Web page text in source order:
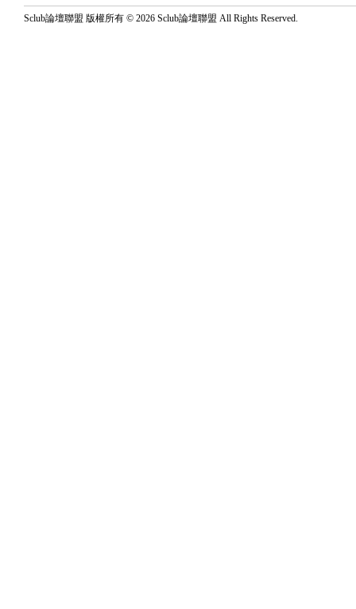
Sclub論壇聯盟 版權所有 © 2026 Sclub論壇聯盟 All Rights Reserved.